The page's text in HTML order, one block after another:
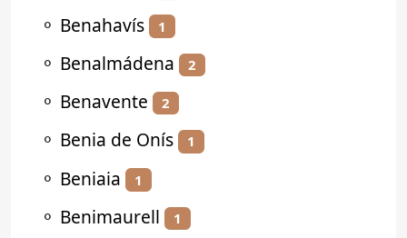
⚬ Benahavís 1
⚬ Benalmádena 2
⚬ Benavente 2
⚬ Benia de Onís 1
⚬ Beniaia 1
⚬ Benimaurell 1